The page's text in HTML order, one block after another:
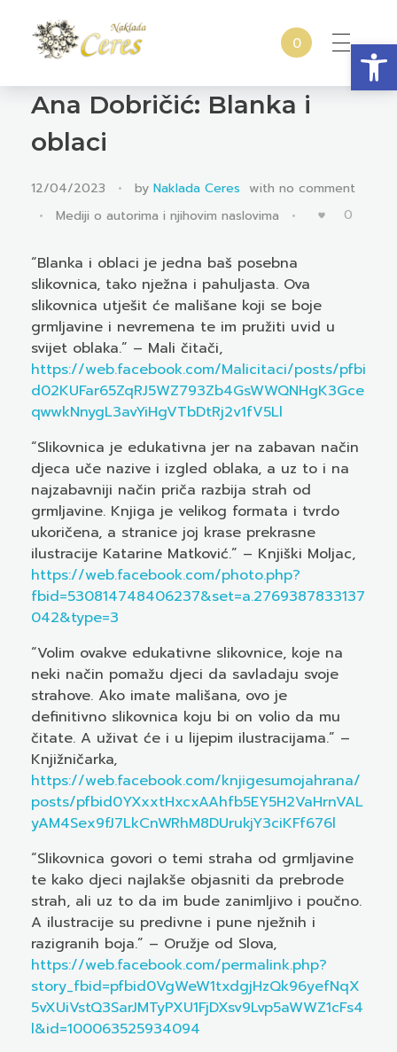
0
Ana Dobričić: Blanka i
oblaci
12/04/2023 by Naklada Ceres with no comment
Mediji o autorima i njihovim naslovima
0
“Blanka i oblaci je jedna baš posebna
slikovnica, tako nježna i pahuljasta. Ova
slikovnica utješit će mališane koji se boje
grmljavine i nevremena te im pružiti uvid u
svijet oblaka.” – Mali čitači,
https://web.facebook.com/Malicitaci/posts/pfbi
d02KUFar65ZqRJ5WZ793Zb4GsWWQNHgK3Gce
qwwkNnygL3avYiHgVTbDtRj2v1fV5Ll
“Slikovnica je edukativna jer na zabavan način
djeca uče nazive i izgled oblaka, a uz to i na
najzabavniji način priča razbija strah od
grmljavine. Knjiga je velikog formata i tvrdo
ukoričena, a stranice joj krase prekrasne
ilustracije Katarine Matković.” – Knjiški Moljac,
https://web.facebook.com/photo.php?
fbid=530814748406237&set=a.2769387833137
042&type=3
“Volim ovakve edukativne slikovnice, koje na
neki način pomažu djeci da savladaju svoje
strahove. Ako imate mališana, ovo je
definitivno slikovnica koju bi on volio da mu
čitate. A uživat će i u lijepim ilustracijama.” –
Knjižničarka,
https://web.facebook.com/knjigesumojahrana/
posts/pfbid0YXxxtHxcxAAhfb5EY5H2VaHrnVAL
yAM4Sex9fJ7LkCnWRhM8DUrukjY3ciKFf676l
“Slikovnica govori o temi straha od grmljavine
te kako djeci najlakše objasniti da prebrode
strah, ali uz to da im bude zanimljivo i poučno.
A ilustracije su predivne i pune nježnih i
razigranih boja.” – Oružje od Slova,
https://web.facebook.com/permalink.php?
story_fbid=pfbid0VgWeW1txdgjHzQk96yefNqX
5vXUiVstQ3SarJMTyPXU1FjDXsv9Lvp5aWWZ1cFs4
l&id=100063525934094